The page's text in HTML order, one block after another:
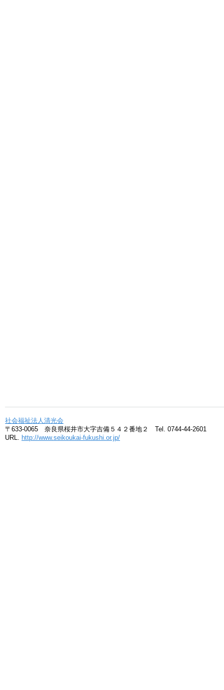
社会福祉法人清光会
〒633-0065 奈良県桜井市大字吉備５４２番地２ Tel. 0744-44-2601
URL. http://www.seikoukai-fukushi.or.jp/